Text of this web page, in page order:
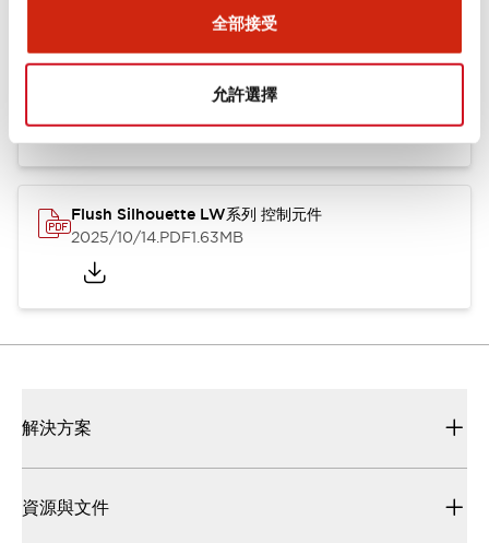
全部接受
允許選擇
Flush Silhouette LW系列 控制元件 (英文版)
1.23MB
Flush Silhouette LW系列 控制元件
2025/10/14.PDF1.63MB
解決方案
資源與文件